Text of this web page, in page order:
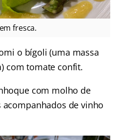
fresca.
o bígoli (uma massa
com tomate confit.
com molho de
de vinho